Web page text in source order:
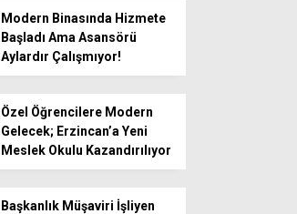
Modern Binasında Hizmete
Başladı Ama Asansörü
Aylardır Çalışmıyor!
Özel Öğrencilere Modern
Gelecek; Erzincan’a Yeni
Meslek Okulu Kazandırılıyor
Başkanlık Müşaviri İşliyen